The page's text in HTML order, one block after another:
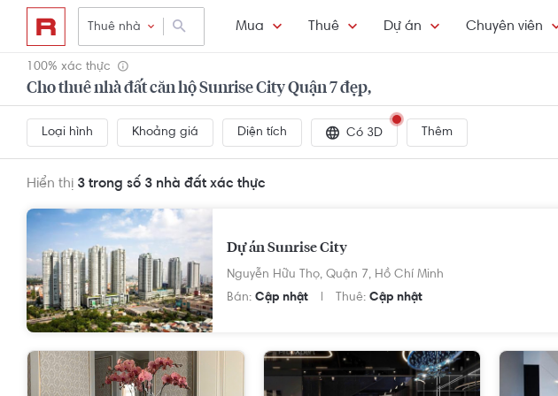
Thuê nhà Mua Thuê Dự án Chuyên viên
100% xác thực
Cho thuê nhà đất căn hộ Sunrise City Quận 7 đẹp,
Loại hình Khoảng giá Diện tích Có 3D Thêm
Hiển thị 3 trong số 3 nhà đất xác thực
Dự án Sunrise City
Nguyễn Hữu Thọ, Quận 7, Hồ Chí Minh
Bán: Cập nhật Thuê: Cập nhật